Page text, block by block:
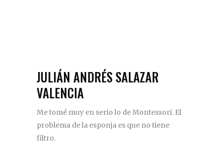
JULIÁN ANDRÉS SALAZAR
VALENCIA
Me tomé muy en serio lo de Montessori. El
problema de la esponja es que no tiene
filtro.